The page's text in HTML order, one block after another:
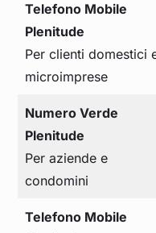
Telefono Mobile
Plenitude
Per clienti domestici
microimprese
Numero Verde
Plenitude
Per aziende e
condomini
Telefono Mobile